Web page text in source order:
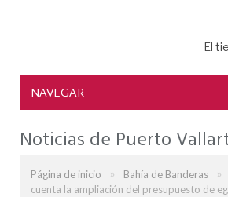
El
NAVEGAR
Noticias de Puerto
Página de inicio » Bahía de Banderas »
cuenta la ampliación del presupuesto de